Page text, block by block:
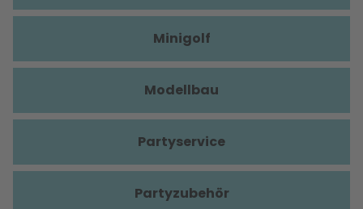
Minigolf
Modellbau
Partyservice
Partyzubehör